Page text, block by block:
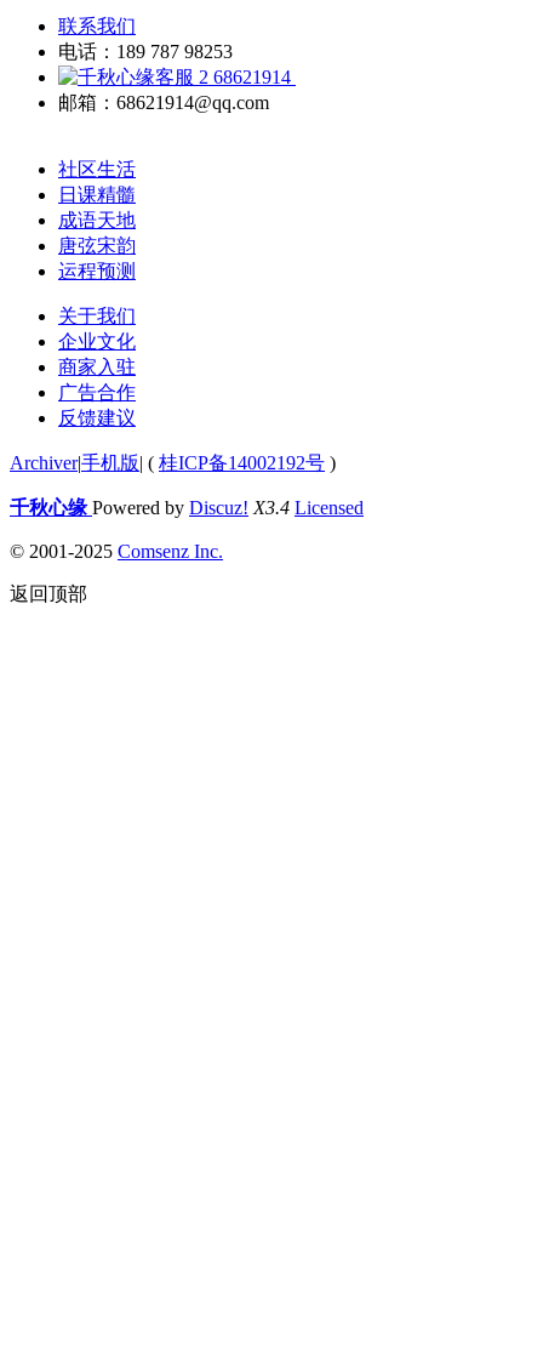
联系我们
电话：189 787 98253
68621914
邮箱：68621914@qq.com
社区生活
日课精髓
成语天地
唐弦宋韵
运程预测
关于我们
企业文化
商家入驻
广告合作
反馈建议
Archiver|手机版| ( 桂ICP备14002192号 )
千秋心缘 Powered by Discuz! X3.4 Licensed
© 2001-2025 Comsenz Inc.
返回顶部